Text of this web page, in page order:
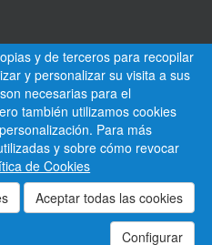
y de terceros para recopilar
y personalizar su visita a sus
necesarias para el
también utilizamos cookies
Para más
y sobre cómo revocar
de Cookies
Configurar
de Madrid, S. A.
Aviso legal
Normativa
sitio
Contactar
Empleados